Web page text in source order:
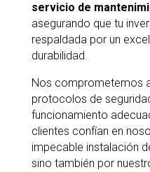
servicio de
asegurando que tu
respaldada por un
durabilidad.
Nos comprometemos
protocolos de
funcionamiento
clientes confían en
impecable instalación
sino también por